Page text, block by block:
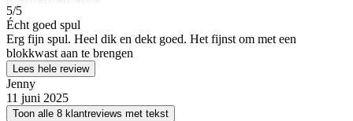
5/5
Écht goed spul
Erg fijn spul. Heel dik en dekt goed. Het fijnst om met een
blokkwast aan te brengen
Lees hele review
Jenny
11 juni 2025
Toon alle 8 klantreviews met tekst